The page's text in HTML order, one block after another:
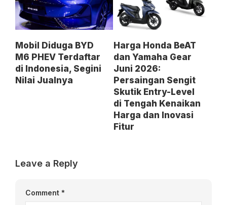
Mobil Diduga BYD
M6 PHEV Terdaftar
di Indonesia, Segini
Nilai Jualnya
Harga Honda BeAT
dan Yamaha Gear
Juni 2026:
Persaingan Sengit
Skutik Entry-Level
di Tengah Kenaikan
Harga dan Inovasi
Fitur
Leave a Reply
Comment *